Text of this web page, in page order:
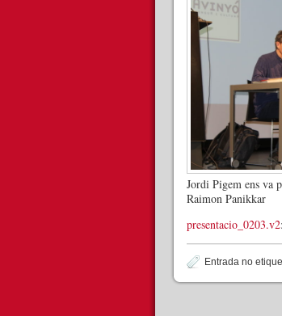
Jordi Pigem ens va
Raimon Panikkar
presentacio_0203.v2
Entrada no